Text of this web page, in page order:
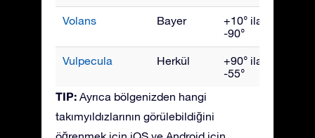
Volans Bayer
+10° ila
-90°
Vulpecula Herkül
+90° ila
-55°
TIP: Ayrıca bölgenizden hangi
takımyıldızlarının görülebildiğini